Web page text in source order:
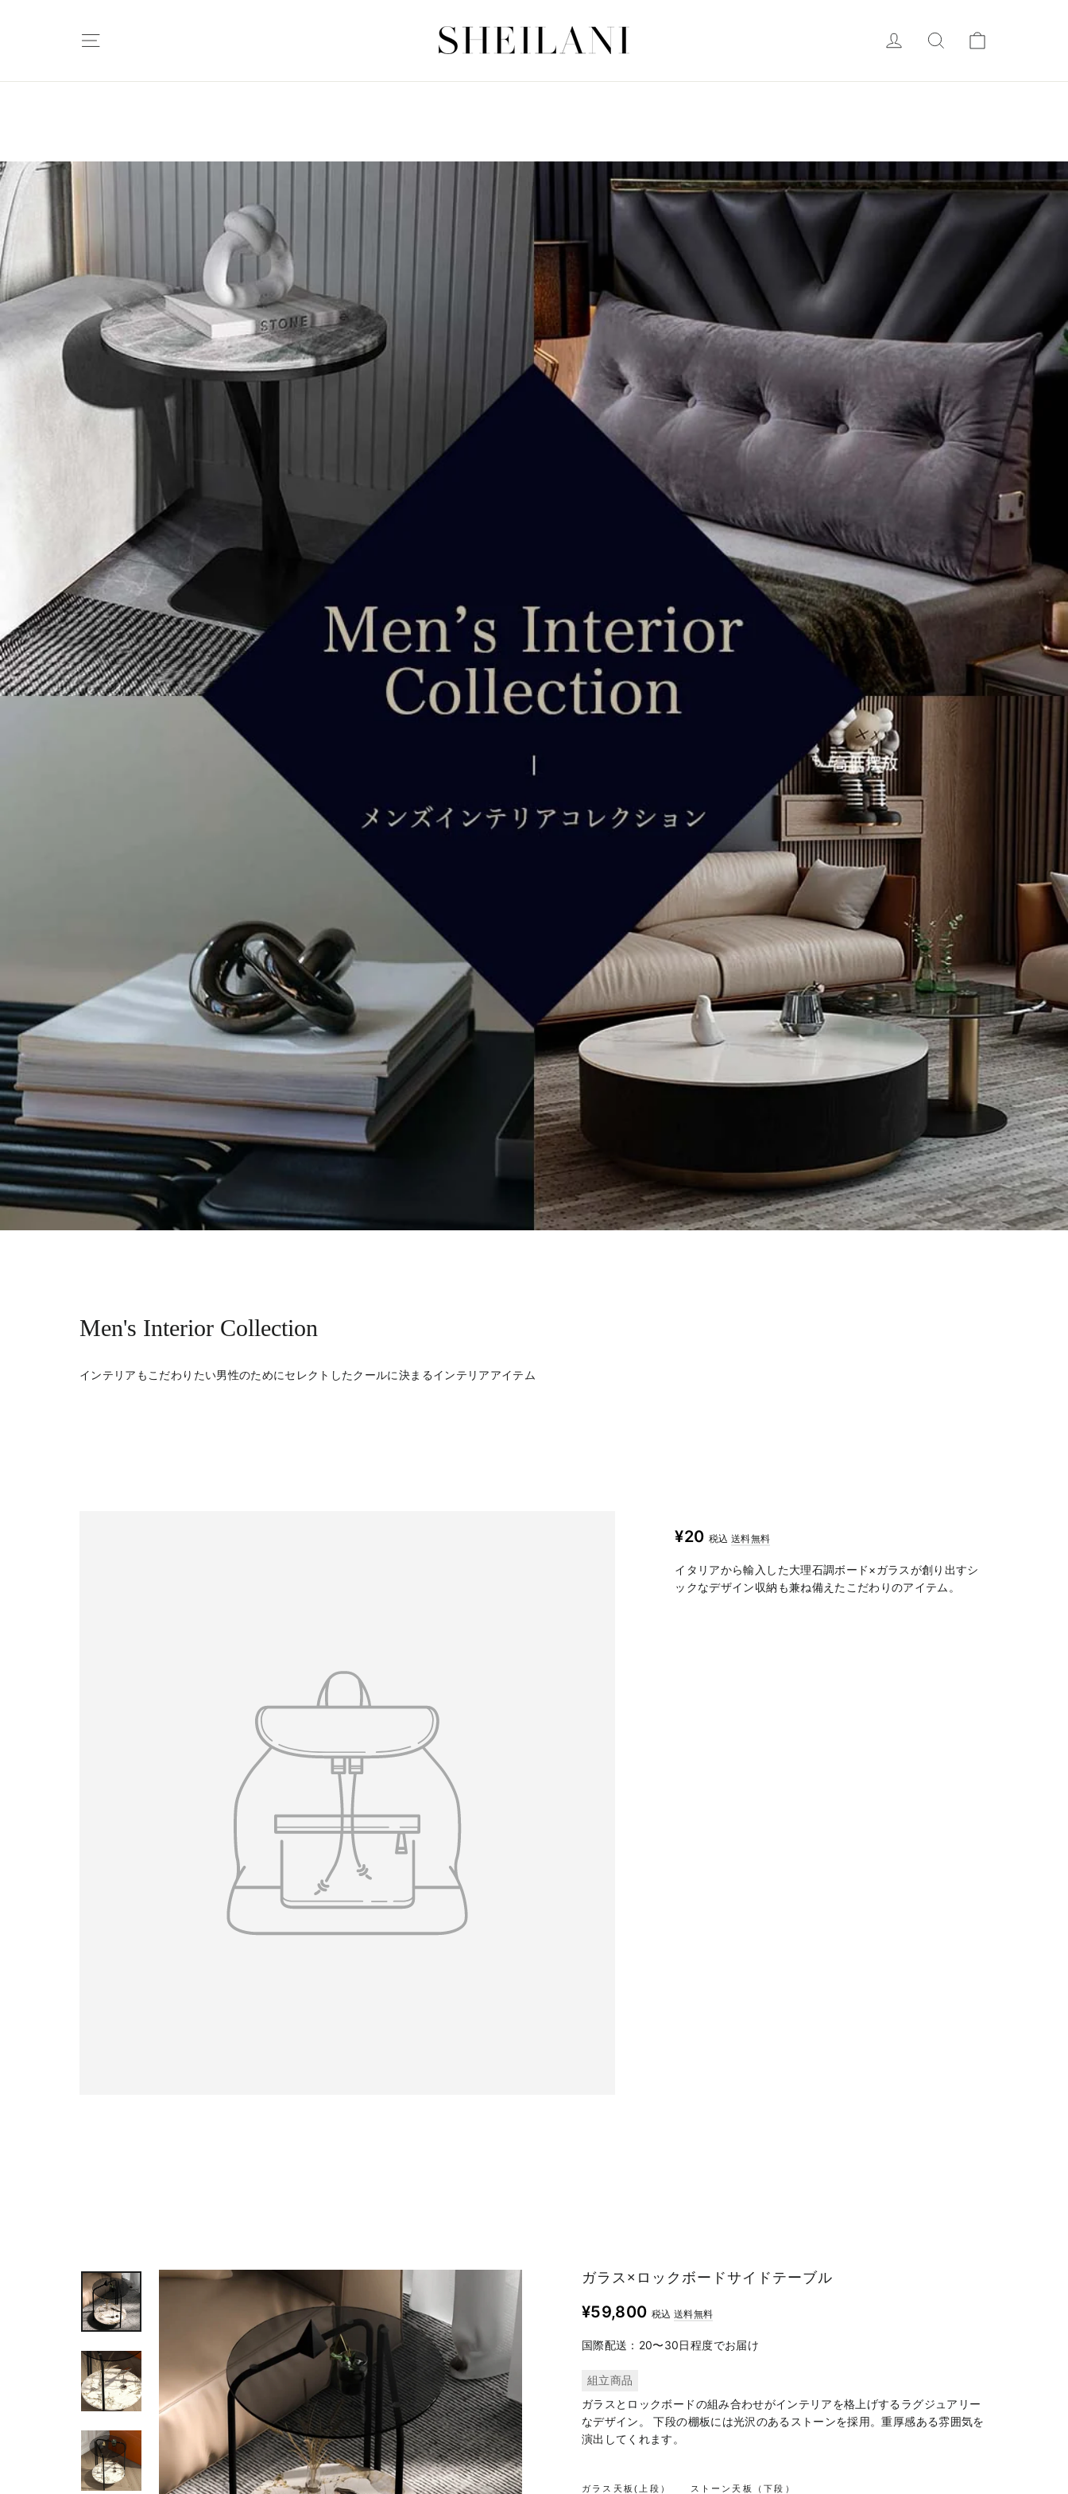
会員ログイン
Men's Interior Collection
インテリアもこだわりたい男性のためにセレクトしたクールに決まるインテリアアイテム
定
¥20 税込 送料無料
イタリアから輸入した大理石調ボード×ガラスが創り出すシ
ックなデザイン収納も兼ね備えたこだわりのアイテム。
ガラス×ロックボードサイドテーブル
定
¥59,800 税込 送料無料
国際配送：20〜30日程度でお届け
組立商品
ガラスとロックボードの組み合わせがインテリアを格上げするラグジュアリー
なデザイン。 下段の棚板には光沢のあるストーンを採用。重厚感ある雰囲気を
演出してくれます。
ガラス天板(上段） ストーン天板（下段）